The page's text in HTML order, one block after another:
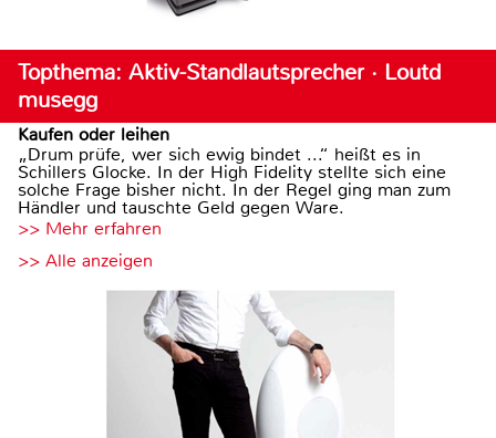
Topthema: Aktiv-Standlautsprecher · Loutd
musegg
Kaufen oder leihen
„Drum prüfe, wer sich ewig bindet ...“ heißt es in
Schillers Glocke. In der High Fidelity stellte sich eine
solche Frage bisher nicht. In der Regel ging man zum
Händler und tauschte Geld gegen Ware.
>> Mehr erfahren
>> Alle anzeigen